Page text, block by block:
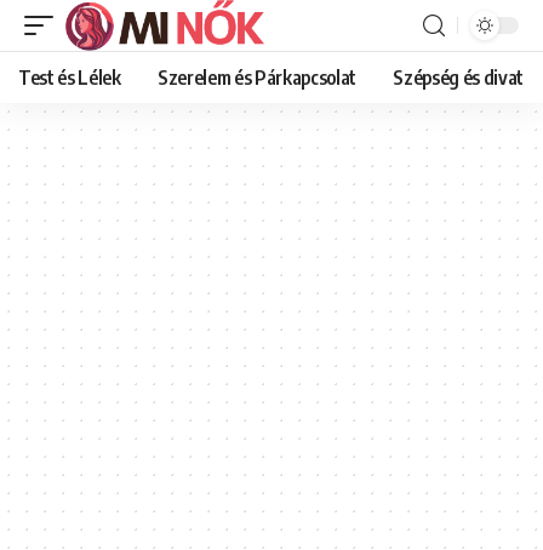
Test és Lélek Szerelem és Párkapcsolat Szépség és divat